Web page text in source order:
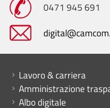
0471 945 691
Mini menu di servizio
Lavoro & carriera
Amministrazione
Albo digitale